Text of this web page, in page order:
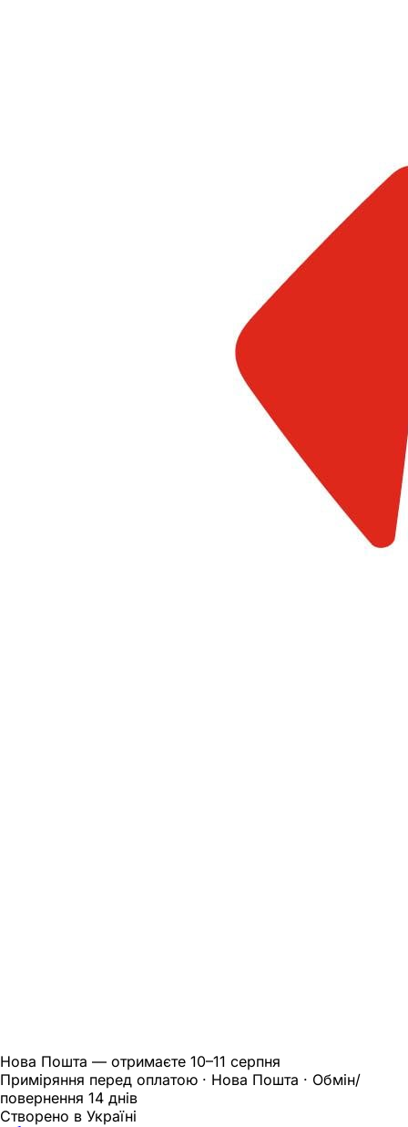
Нова Пошта — отримаєте 10–11 серпня
Приміряння перед оплатою · Нова Пошта · Обмін/
повернення 14 днів
Створено в Україні